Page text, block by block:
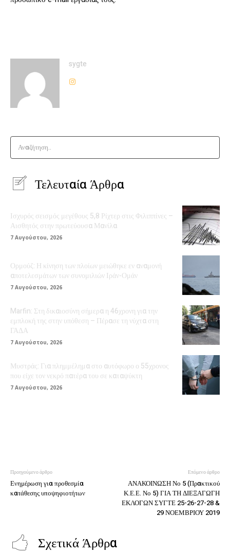
sygte
Αναζήτηση..
Τελευταία Άρθρα
Ισχυρός σεισμός μεγέθους 5,8 Ρίχτερ στις Φιλιππίνες –
Αισθητός στην πρωτεύουσα Μανίλα
7 Αυγούστου, 2026
Ορμούζ: Η κίνηση των πλοίων μειώθηκε εν αναμονή
αποτελεσμάτων των συνομιλιών Ιράν-Ομάν
7 Αυγούστου, 2026
Marfin: Στη δικαιοσύνη σήμερα η 46χρονη για την
εμπλοκή της στην υπόθεση – Πέρασε τη νύχτα στη
ΓΑΔΑ
7 Αυγούστου, 2026
Μυστράς: Για πλημμέλημα στο αυτόφωρο ο 55χρονος
που είχε τον νεκρό πατέρα του σε καταψύκτη
7 Αυγούστου, 2026
Προηγούμενο άρθρο
Ενημέρωση για προθεσμία
κατάθεσης υποψηφιοτήτων
Επόμενο άρθρο
ΑΝΑΚΟΙΝΩΣΗ Νο 5 (Πρακτικού
Κ.Ε.Ε. Νο 5) ΓΙΑ ΤΗ ΔΙΕΞΑΓΩΓΗ
ΕΚΛΟΓΩΝ ΣΥΓΤΕ 25-26-27-28 &
29 ΝΟΕΜΒΡΙΟΥ 2019
Σχετικά Άρθρα